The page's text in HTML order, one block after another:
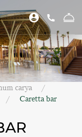
carya
Caretta bar